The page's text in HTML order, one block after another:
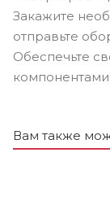
Закажите
отправьте
Обеспечьте
Вам также